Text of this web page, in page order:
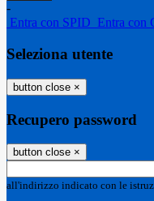
-
Entra con SPID Entra con
Seleziona utente
button close ×
Recupero password
button close ×
all'indirizzo indicato con le